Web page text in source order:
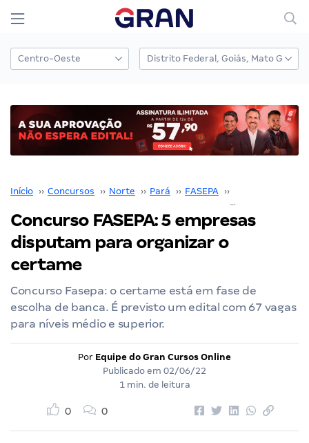
Início ›› Concursos ›› Norte ›› Pará ›› FASEPA ››
Concurso FASEPA: 5 empresas
disputam para organizar o
certame
Concurso Fasepa: o certame está em fase de
escolha de banca. É previsto um edital com 67 vagas
para níveis médio e superior.
Por Equipe do Gran Cursos Online
Publicado em 02/06/22
1 min. de leitura
0 0